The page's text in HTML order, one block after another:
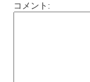
コメント: